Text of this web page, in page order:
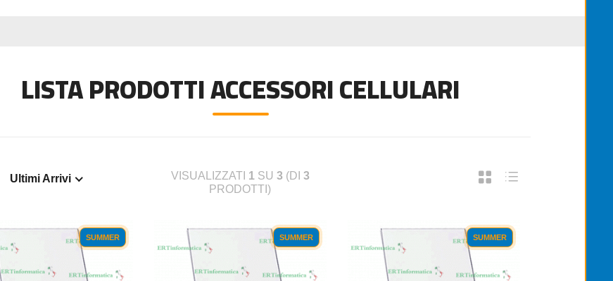
LISTA PRODOTTI ACCESSORI CELLULARI
Ultimi Arrivi VISUALIZZATI 1 SU 3 (DI 3
PRODOTTI)
SUMMER SUMMER SUMMER